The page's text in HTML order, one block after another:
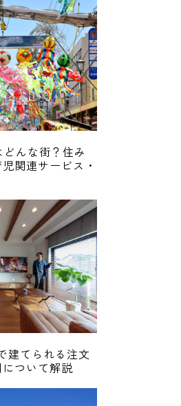
どんな街？住み
関連サービス・
建てられる注文
について解説